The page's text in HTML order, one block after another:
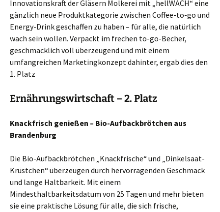
Innovationskraft der Gläsern Molkerei mit „hellWACH“ eine
gänzlich neue Produktkategorie zwischen Coffee-to-go und
Energy-Drink geschaffen zu haben – für alle, die natürlich
wach sein wollen. Verpackt im frechen to-go-Becher,
geschmacklich voll überzeugend und mit einem
umfangreichen Marketingkonzept dahinter, ergab dies den
1. Platz
Ernährungswirtschaft – 2. Platz
Knackfrisch genießen – Bio-Aufbackbrötchen aus
Brandenburg
Die Bio-Aufbackbrötchen „Knackfrische“ und „Dinkelsaat-
Krüstchen“ überzeugen durch hervorragenden Geschmack
und lange Haltbarkeit. Mit einem
Mindesthaltbarkeitsdatum von 25 Tagen und mehr bieten
sie eine praktische Lösung für alle, die sich frische,